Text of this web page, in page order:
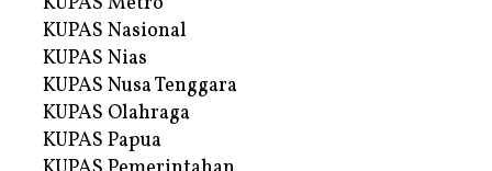
KUPAS Nasional
KUPAS Nias
KUPAS Nusa Tenggara
KUPAS Olahraga
KUPAS Papua